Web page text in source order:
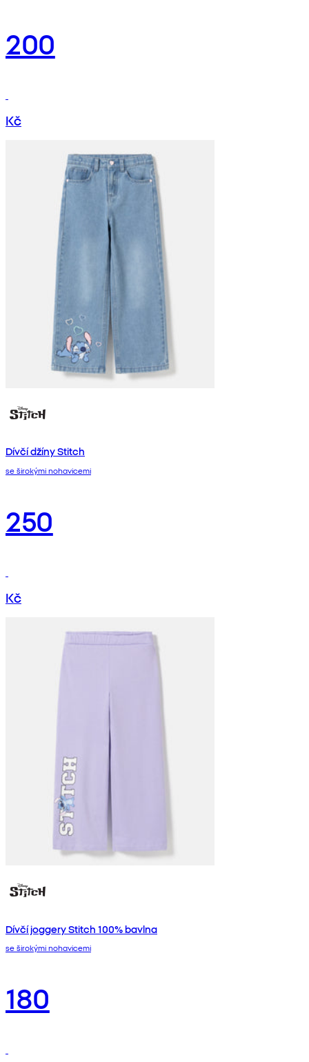
200
Kč
Dívčí džíny Stitch
se širokými nohavicemi
250
Kč
Dívčí joggery Stitch 100% bavlna
se širokými nohavicemi
180